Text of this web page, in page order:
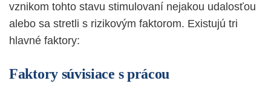
vznikom tohto stavu stimulovaní nejakou udalosťou
alebo sa stretli s rizikovým faktorom. Existujú tri
hlavné faktory:
Faktory súvisiace s prácou